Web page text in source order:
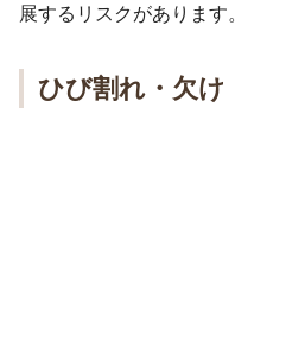
展するリスクがあります。
ひび割れ・欠け